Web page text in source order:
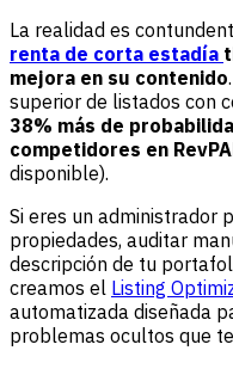
La realidad es
renta de corta estadía
mejora en su contenido
superior de listados con
38% más de
competidores en
disponible).
Si eres un administrador
propiedades, auditar
descripción de tu
creamos el Listing
automatizada diseñada
problemas ocultos que